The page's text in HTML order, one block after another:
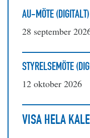
AU-MÖTE (DIGITALT)
28 september
STYRELSEMÖTE
12 oktober 2026
VISA HELA